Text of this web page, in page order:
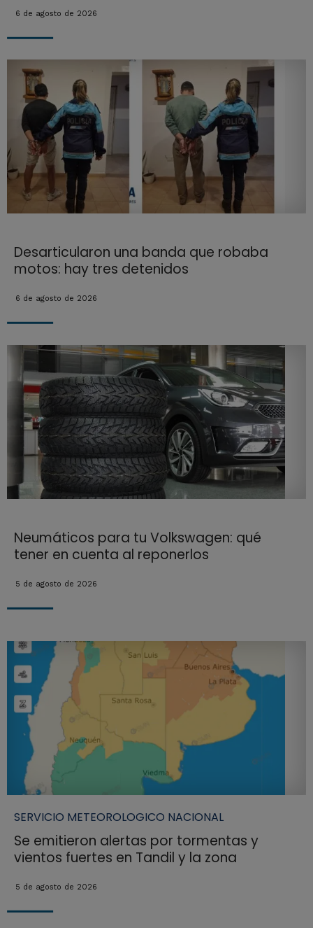
6 de agosto de 2026
Desarticularon una banda que robaba
motos: hay tres detenidos
6 de agosto de 2026
Neumáticos para tu Volkswagen: qué
tener en cuenta al reponerlos
5 de agosto de 2026
SERVICIO METEOROLOGICO NACIONAL
Se emitieron alertas por tormentas y
vientos fuertes en Tandil y la zona
5 de agosto de 2026